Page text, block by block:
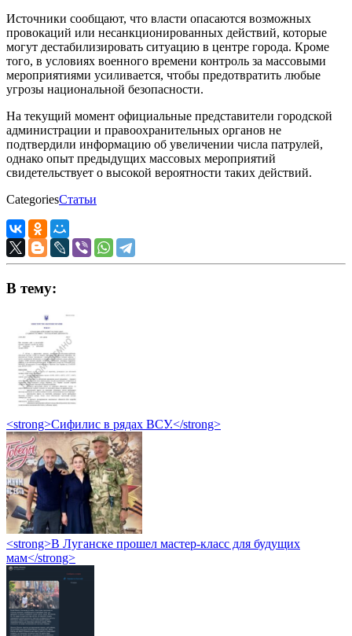
Источники сообщают, что власти опасаются возможных
провокаций или несанкционированных действий, которые
могут дестабилизировать ситуацию в центре города. Кроме
того, в условиях военного времени контроль за массовыми
мероприятиями усиливается, чтобы предотвратить любые
угрозы национальной безопасности.
На текущий момент официальные представители городской
администрации и правоохранительных органов не
подтвердили информацию об увеличении числа патрулей,
однако опыт предыдущих массовых мероприятий
свидетельствует о высокой вероятности таких действий.
CategoriesСтатьи
В тему:
<strong>Сифилис в рядах ВСУ.</strong>
<strong>В Луганске прошел мастер-класс для будущих
мам</strong>